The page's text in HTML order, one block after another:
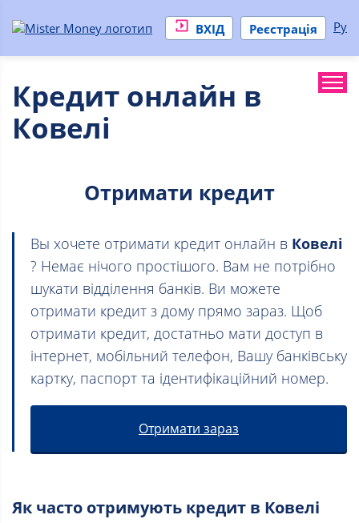
ВХІД Реєстрація Ру
Кредит онлайн в
Ковелі
Отримати кредит
Вы хочете отримати кредит онлайн в Ковелі
? Немає нічого простішого. Вам не потрібно
шукати відділення банків. Ви можете
отримати кредит з дому прямо зараз. Щоб
отримати кредит, достатньо мати доступ в
інтернет, мобільний телефон, Вашу банківську
картку, паспорт та ідентифікаційний номер.
Отримати зараз
Як часто отримують кредит в Ковелі